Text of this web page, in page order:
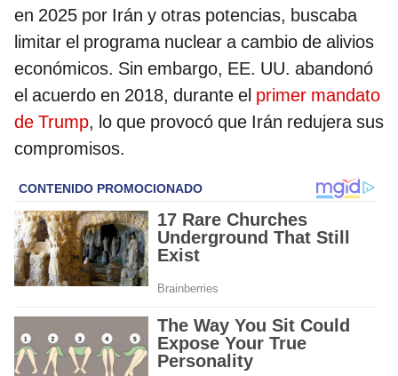
en 2025 por Irán y otras potencias, buscaba
limitar el programa nuclear a cambio de alivios
económicos. Sin embargo, EE. UU. abandonó
el acuerdo en 2018, durante el primer mandato
de Trump, lo que provocó que Irán redujera sus
compromisos.